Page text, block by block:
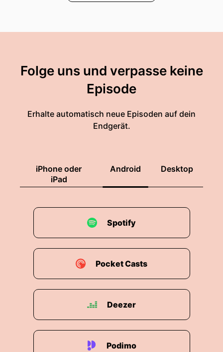
Folge uns und verpasse keine
Episode
Erhalte automatisch neue Episoden auf dein
Endgerät.
iPhone oder
iPad
Android Desktop
Spotify
Pocket Casts
Deezer
Podimo